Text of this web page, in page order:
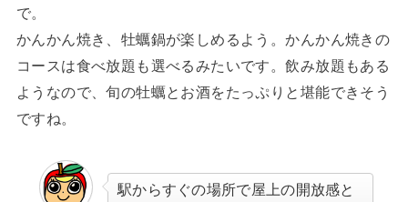
で。
かんかん焼き、牡蠣鍋が楽しめるよう。かんかん焼きの
コースは食べ放題も選べるみたいです。飲み放題もある
ようなので、旬の牡蠣とお酒をたっぷりと堪能できそう
ですね。
駅からすぐの場所で屋上の開放感と